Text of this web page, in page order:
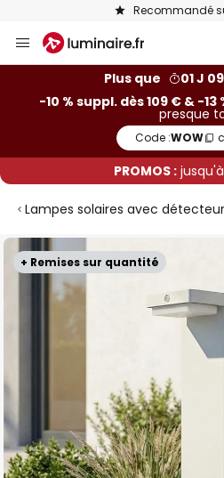
Recommandé
Allez
au
Plus que
01 J
-10 % suppl. dès 109 € & -13
presque
Code :WOW
PROMOS :
Lampes solaires avec détecteur
+ Remises sur quantité
Skip
to
images